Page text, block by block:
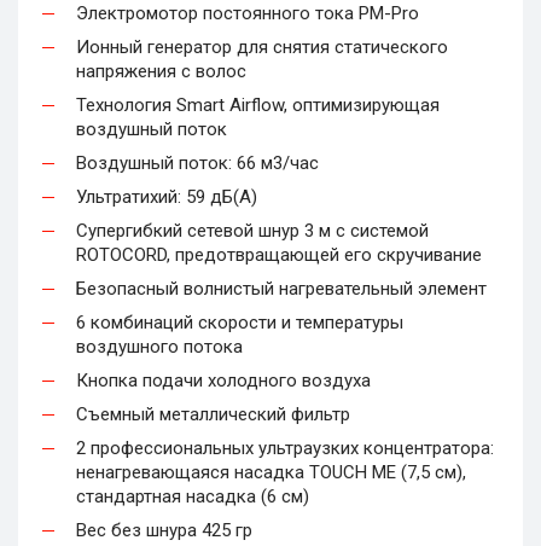
Электромотор постоянного тока PM-Pro
Ионный генератор для снятия статического
напряжения с волос
Технология Smart Airflow, оптимизирующая
воздушный поток
Воздушный поток: 66 м3/час
Ультратихий: 59 дБ(А)
Супергибкий сетевой шнур 3 м с системой
ROTOCORD, предотвращающей его скручивание
Безопасный волнистый нагревательный элемент
6 комбинаций скорости и температуры
воздушного потока
Кнопка подачи холодного воздуха
Съемный металлический фильтр
2 профессиональных ультраузких концентратора:
ненагревающаяся насадка TOUCH ME (7,5 см),
стандартная насадка (6 см)
Вес без шнура 425 гр